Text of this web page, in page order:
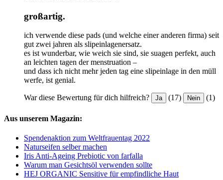
großartig.
ich verwende diese pads (und welche einer anderen firma) seit
gut zwei jahren als slipeinlagenersatz.
es ist wunderbar, wie weich sie sind, sie suagen perfekt, auch
an leichten tagen der menstruation –
und dass ich nicht mehr jeden tag eine slipeinlage in den müll
werfe, ist genial.
War diese Bewertung für dich hilfreich? Ja (17) Nein (1)
Aus unserem Magazin:
Spendenaktion zum Weltfrauentag 2022
Naturseifen selber machen
Iris Anti-Ageing Prebiotic von farfalla
Warum man Gesichtsöl verwenden sollte
HEJ ORGANIC Sensitive für empfindliche Haut